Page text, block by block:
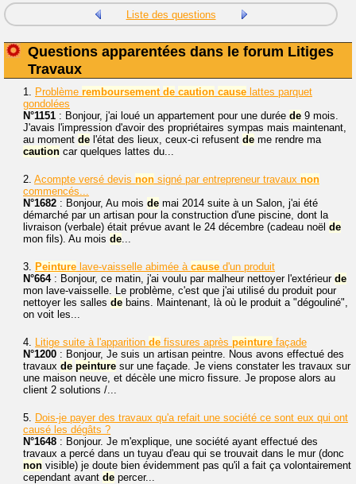
Liste des questions
Questions apparentées dans le forum Litiges
Travaux
1. Problème remboursement de caution cause lattes parquet
gondolées
N°1151 : Bonjour, j'ai loué un appartement pour une durée de 9 mois.
J'avais l'impression d'avoir des propriétaires sympas mais maintenant,
au moment de l'état des lieux, ceux-ci refusent de me rendre ma
caution car quelques lattes du...
2. Acompte versé devis non signé par entrepreneur travaux non
commencés...
N°1682 : Bonjour, Au mois de mai 2014 suite à un Salon, j'ai été
démarché par un artisan pour la construction d'une piscine, dont la
livraison (verbale) était prévue avant le 24 décembre (cadeau noël de
mon fils). Au mois de...
3. Peinture lave-vaisselle abimée à cause d'un produit
N°664: Bonjour, ce matin, j'ai voulu par malheur nettoyer l'extérieur de
mon lave-vaisselle. Le problème, c'est que j'ai utilisé du produit pour
nettoyer les salles de bains. Maintenant, là où le produit a "dégouliné",
on voit les...
4. Litige suite à l'apparition de fissures après peinture façade
N°1200 : Bonjour, Je suis un artisan peintre. Nous avons effectué des
travaux de peinture sur une façade. Je viens constater les travaux sur
une maison neuve, et décèle une micro fissure. Je propose alors au
client 2 solutions /...
5. Dois-je payer des travaux qu'a refait une société ce sont eux qui ont
causé les dégâts ?
N°1648 : Bonjour. Je m'explique, une société ayant effectué des
travaux a percé dans un tuyau d'eau qui se trouvait dans le mur (donc
non visible) je doute bien évidemment pas qu'il a fait ça volontairement
cependant avant de percer...